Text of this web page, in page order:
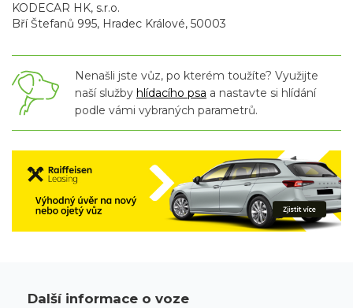
KODECAR HK, s.r.o.
Bří Štefanů 995, Hradec Králové, 50003
Nenašli jste vůz, po kterém toužíte? Využijte
naší služby hlídacího psa a nastavte si hlídání
podle vámi vybraných parametrů.
Další informace o voze